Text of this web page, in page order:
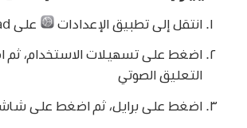
انتقل إلى تطبيق الإعدادات على iPad.
اضغط على تسهيلات الاستخدام،
التعليق الصوتي
اضغط على برايل، ثم اضغط على شاشة